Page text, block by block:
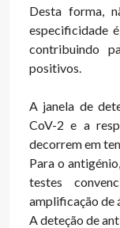
Desta forma,
especificidade
contribuindo
positivos.
A janela de
CoV-2 e a
decorrem em
Para o
testes
amplificação de
A deteção de